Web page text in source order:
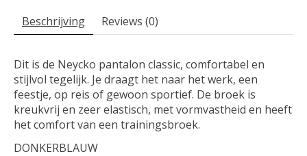
Beschrijving Reviews (0)
Dit is de Neycko pantalon classic, comfortabel en
stijlvol tegelijk. Je draagt het naar het werk, een
feestje, op reis of gewoon sportief. De broek is
kreukvrij en zeer elastisch, met vormvastheid en heeft
het comfort van een trainingsbroek.
DONKERBLAUW